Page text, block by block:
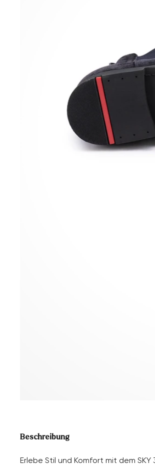
Beschreibung
Erlebe Stil und Komfort mit dem